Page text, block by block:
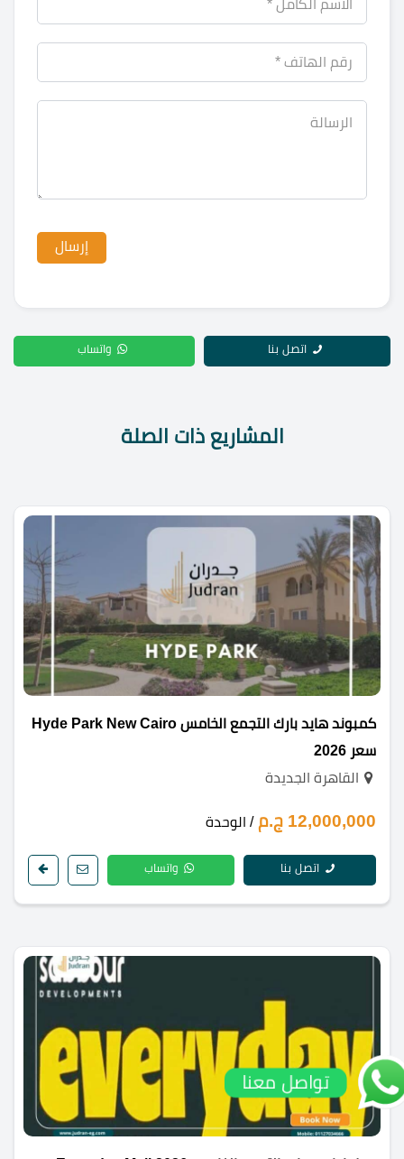
اتصل بنا واتساب
المشاريع ذات الصلة
كمبوند هايد بارك التجمع الخامس Hyde Park New Cairo
سعر 2026
القاهرة الجديدة
12,000,000 ج.م / الوحدة
اتصل بنا واتساب
تواصل معنا